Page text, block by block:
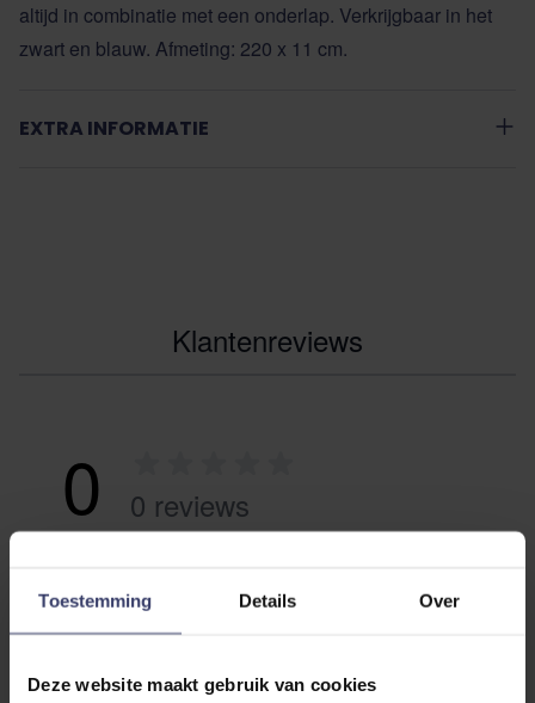
Toestemming Details Over
Deze website maakt gebruik van cookies
altijd in combinatie met een onderlap. Verkrijgbaar in het
zwart en blauw. Afmeting: 220 x 11 cm.
EXTRA INFORMATIE
Klantenreviews
0 0 reviews
Share your thoughts